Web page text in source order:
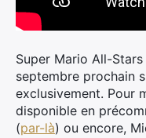
Super Mario All-
septembre prochain
exclusivement. Pour
disponible en
(par-là) ou encore,